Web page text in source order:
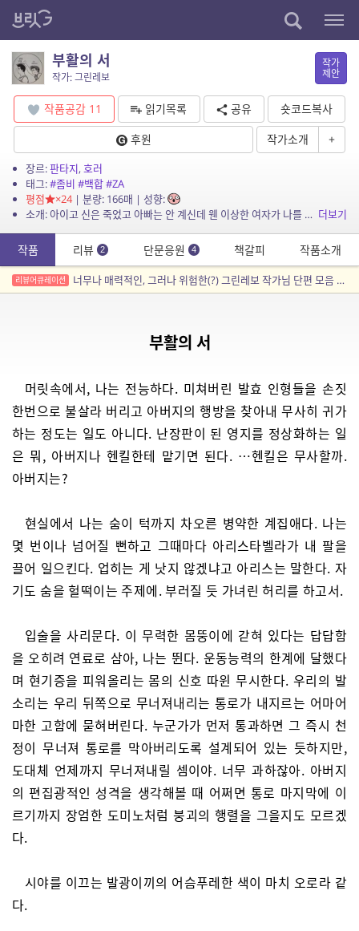
부활의 서
작가: 그린레보
작가
제안
작품공감 11 읽기목록 공유
숏코드복사
후원
작가소개 +
장르:판타지,호러
태그:#좀비 #백합#ZA
평점
×24| 분량: 166매 | 성향:
소개: 아이고 신은 죽었고 아빠는 안 계신데 웬 이상한 여자가 나를 유혹하는 데다 시체들이 사람을 막 물어뜯네! 백합 좀비 종말 와장창 판타지. 더보기
작품 리뷰 2 단문응원 4 책갈피 작품소개
리뷰어큐레이션 너무나 매력적인, 그러나 위험한(?) 그린레보 작가님 단편 모음 큐레이션
부활의 서
머릿속에서, 나는 전능하다. 미쳐버린 발효 인형들을 손짓
한번으로 불살라 버리고 아버지의 행방을 찾아내 무사히 귀가
하는 정도는 일도 아니다. 난장판이 된 영지를 정상화하는 일
은 뭐, 아버지나 헨킬한테 맡기면 된다. …헨킬은 무사할까.
아버지는?
현실에서 나는 숨이 턱까지 차오른 병약한 계집애다. 나는
몇 번이나 넘어질 뻔하고 그때마다 아리스타벨라가 내 팔을
끌어 일으킨다. 업히는 게 낫지 않겠냐고 아리스는 말한다. 자
기도 숨을 헐떡이는 주제에. 부러질 듯 가녀린 허리를 하고서.
입술을 사리문다. 이 무력한 몸뚱이에 갇혀 있다는 답답함
을 오히려 연료로 삼아, 나는 뛴다. 운동능력의 한계에 달했다
며 현기증을 피워올리는 몸의 신호 따윈 무시한다. 우리의 발
소리는 우리 뒤쪽으로 무너져내리는 통로가 내지르는 어마어
마한 고함에 묻혀버린다. 누군가가 먼저 통과하면 그 즉시 천
정이 무너져 통로를 막아버리도록 설계되어 있는 듯하지만,
도대체 언제까지 무너져내릴 셈이야. 너무 과하잖아. 아버지
의 편집광적인 성격을 생각해볼 때 어쩌면 통로 마지막에 이
르기까지 장엄한 도미노처럼 붕괴의 행렬을 그을지도 모르겠
다.
시야를 이끄는 발광이끼의 어슴푸레한 색이 마치 오로라 같
다.